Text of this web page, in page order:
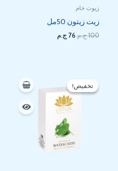
زيوت خام
زيت زيتون 50مل
100ج.م 76 ج.م
تخفيض!
تخفيض!الأصلي
هو:
150 EGP.
هو:
123 EGP.